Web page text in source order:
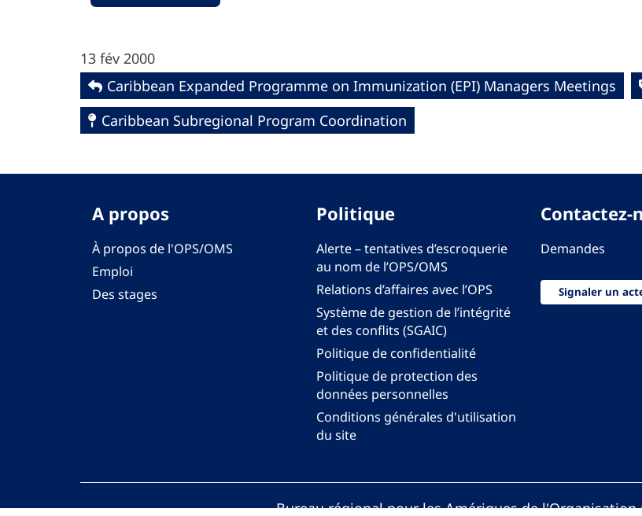
13 fév 2000
Caribbean Expanded Programme on Immunization (EPI) Managers Meetings
Caribbean Subregional Program Coordination
A propos
À propos de l'OPS/OMS
Emploi
Des stages
Politique
Alerte – tentatives d’escroquerie
au nom de l’OPS/OMS
Relations d’affaires avec l’OPS
Système de gestion de l’intégrité
et des conflits (SGAIC)
Politique de confidentialité
Politique de protection des
données personnelles
Conditions générales d'utilisation
du site
Contactez-
Demandes
Signaler un
Bureau régional pour les Amériques de l'Organisation